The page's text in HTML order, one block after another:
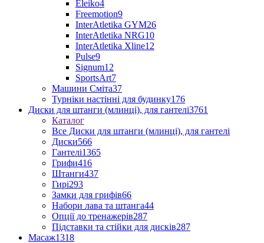
Eleiko4
Freemotion9
InterAtletika GYM26
InterAtletika NRG10
InterAtletika Xline12
Pulse9
Signum12
SportsArt7
Машини Сміта37
Турніки настінні для будинку176
Диски для штанги (млинці), для гантелі3761
Каталог
Все Диски для штанги (млинці), для гантелі
Диски566
Гантелі1365
Грифи416
Штанги437
Гирі293
Замки для грифів66
Набори лава та штанга44
Опції до тренажерів287
Підставки та стійки для дисків287
Масаж1318